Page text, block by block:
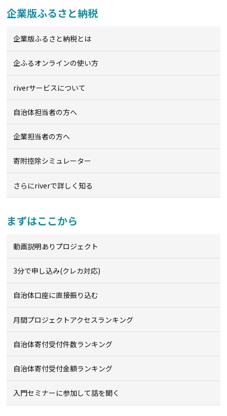
企業版ふるさと納税
企業版ふるさと納税とは
企ふるオンラインの使い方
riverサービスについて
自治体担当者の方へ
企業担当者の方へ
寄附控除シミュレーター
さらにriverで詳しく知る
まずはここから
動画説明ありプロジェクト
3分で申し込み(クレカ対応)
自治体口座に直接振り込む
月間プロジェクトアクセスランキング
自治体寄付受付件数ランキング
自治体寄付受付金額ランキング
入門セミナーに参加して話を聞く